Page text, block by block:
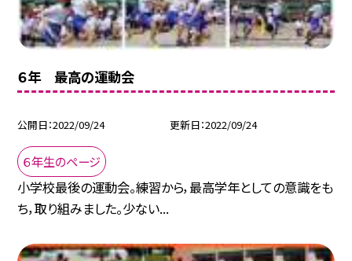
６年 最高の運動会
公開日 2022/09/24 更新日 2022/09/24
６年生のページ
小学校最後の運動会。練習から，最高学年としての意識をも
ち，取り組みました。少ない...